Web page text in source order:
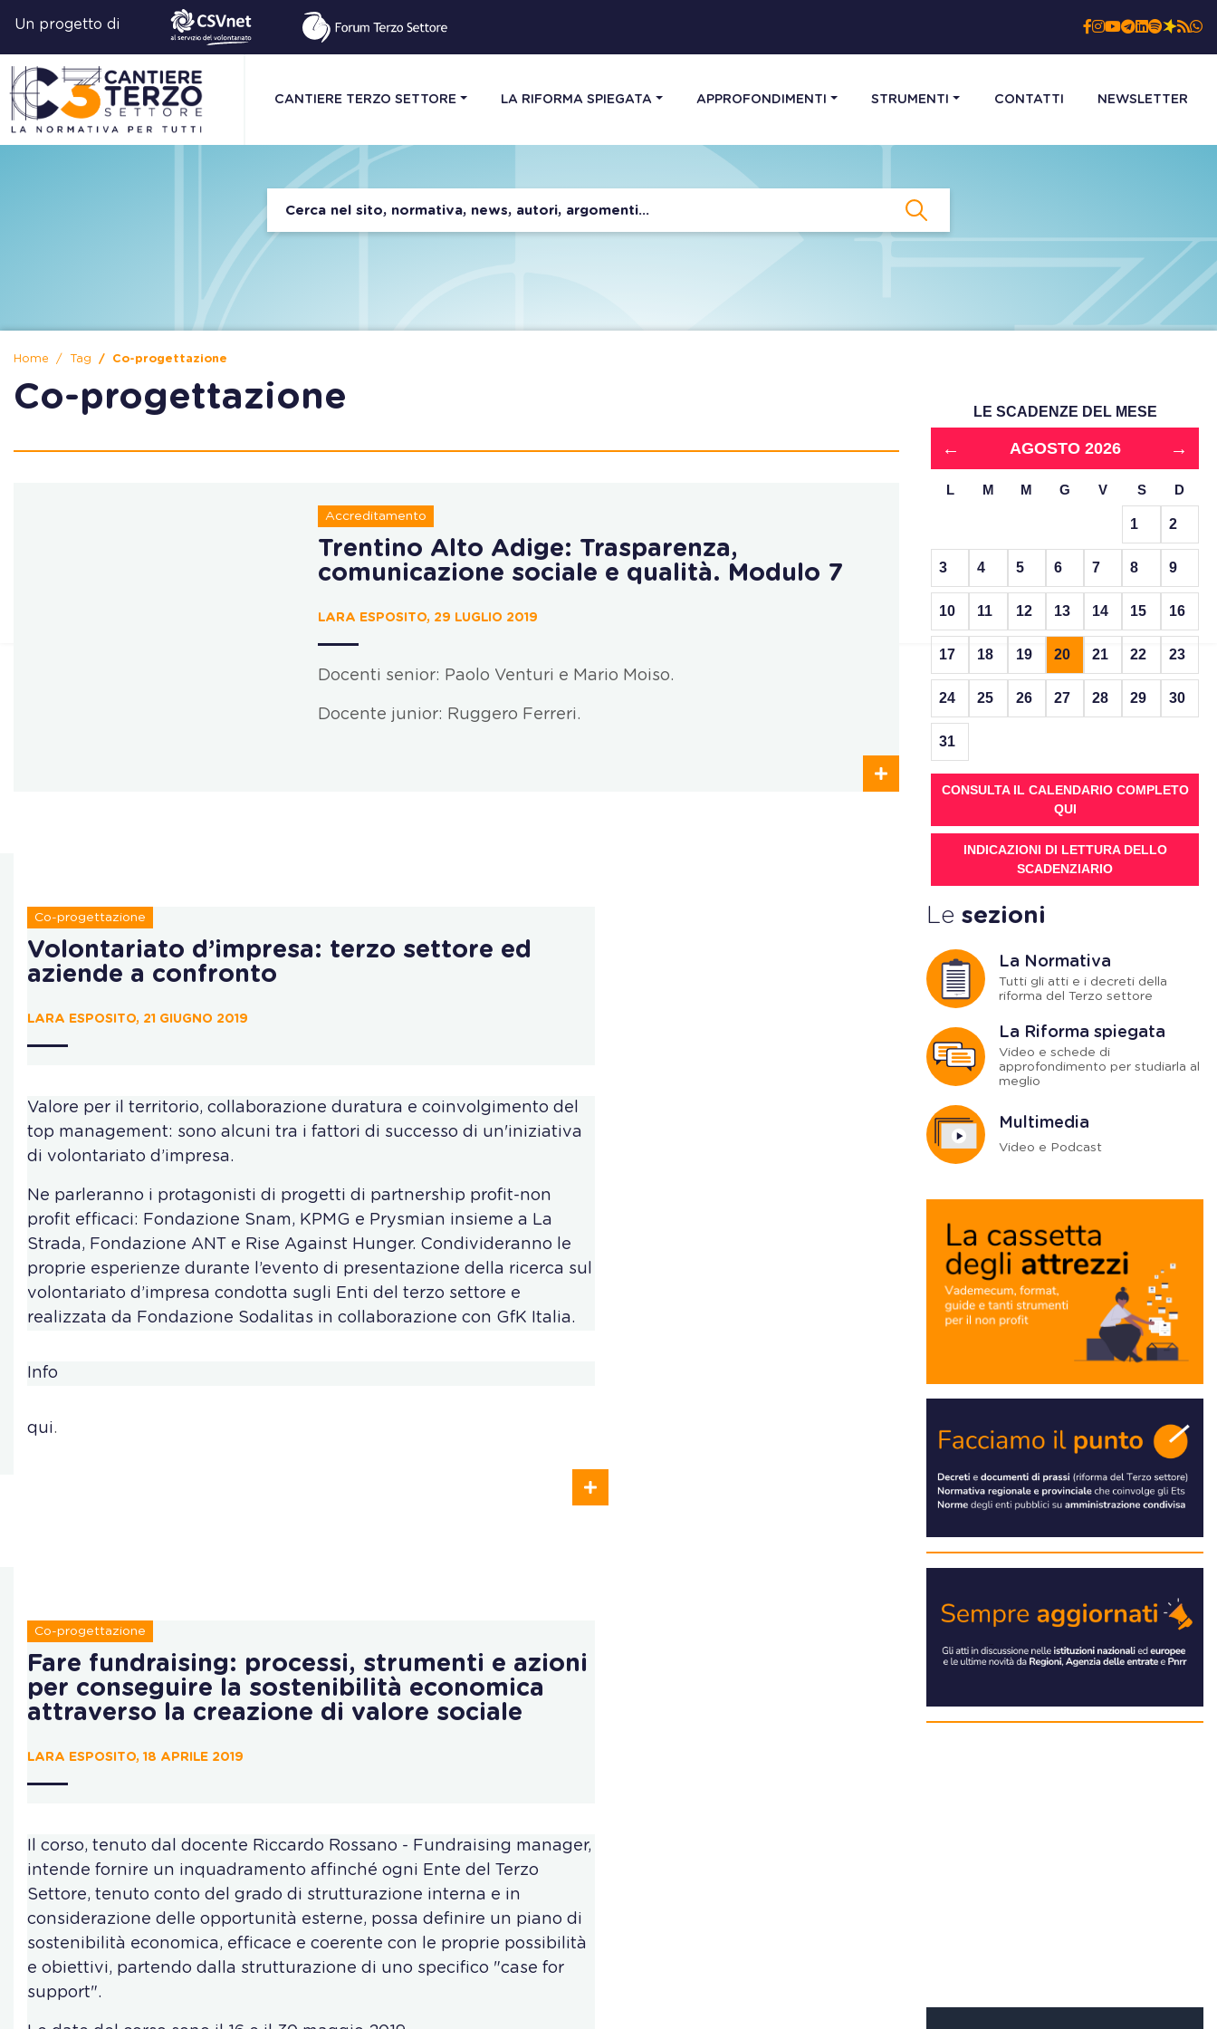
Un progetto di
CANTIERE TERZO SETTORE LA RIFORMA SPIEGATA APPROFONDIMENTI STRUMENTI CONTATTI NEWSLETTER
Home Tag Co-progettazione
Co-progettazione
Accreditamento
Trentino Alto Adige: Trasparenza,
comunicazione sociale e qualità. Modulo 7
LARA ESPOSITO, 29 LUGLIO 2019
Docenti senior: Paolo Venturi e Mario Moiso.
Docente junior: Ruggero Ferreri.
Co-progettazione
Volontariato d’impresa: terzo settore ed
aziende a confronto
LARA ESPOSITO, 21 GIUGNO 2019
Valore per il territorio, collaborazione duratura e coinvolgimento del
top management: sono alcuni tra i fattori di successo di un'iniziativa
di volontariato d’impresa.
Ne parleranno i protagonisti di progetti di partnership profit-non
profit efficaci: Fondazione Snam, KPMG e Prysmian insieme a La
Strada, Fondazione ANT e Rise Against Hunger. Condivideranno le
proprie esperienze durante l’evento di presentazione della ricerca sul
volontariato d’impresa condotta sugli Enti del terzo settore e
realizzata da Fondazione Sodalitas in collaborazione con GfK Italia.
Info
qui.
Co-progettazione
Fare fundraising: processi, strumenti e azioni
per conseguire la sostenibilità economica
attraverso la creazione di valore sociale
LARA ESPOSITO, 18 APRILE 2019
Il corso, tenuto dal docente Riccardo Rossano - Fundraising manager,
intende fornire un inquadramento affinché ogni Ente del Terzo
Settore, tenuto conto del grado di strutturazione interna e in
considerazione delle opportunità esterne, possa definire un piano di
sostenibilità economica, efficace e coerente con le proprie possibilità
e obiettivi, partendo dalla strutturazione di uno specifico "case for
support".
LE SCADENZE DEL MESE
← AGOSTO 2026 →
L M M G V S D
1 2
3 4 5 6 7 8 9
10 11 12 13 14 15 16
17 18 19 20 21 22 23
24 25 26 27 28 29 30
31
CONSULTA IL CALENDARIO COMPLETO
QUI
INDICAZIONI DI LETTURA DELLO
SCADENZIARIO
Le sezioni
La Normativa
Tutti gli atti e i decreti della
riforma del Terzo settore
La Riforma spiegata
Video e schede di
approfondimento per studiarla al
meglio
Multimedia
Video e Podcast